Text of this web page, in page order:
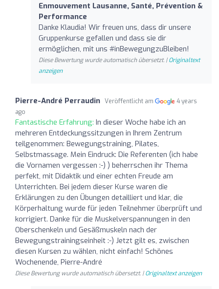
Enmouvement Lausanne, Santé, Prévention &
Performance
Danke Klaudia! Wir freuen uns, dass dir unsere
Gruppenkurse gefallen und dass sie dir
ermöglichen, mit uns #inBewegungzuBleiben!
Diese Bewertung wurde automatisch übersetzt. |Originaltext
anzeigen
Pierre-André Perraudin Veröffentlicht am
4 years
ago
Fantastische Erfahrung: In dieser Woche habe ich an
mehreren Entdeckungssitzungen in Ihrem Zentrum
teilgenommen: Bewegungstraining, Pilates,
Selbstmassage. Mein Eindruck: Die Referenten (ich habe
die Vornamen vergessen :-) ) beherrschen ihr Thema
perfekt, mit Didaktik und einer echten Freude am
Unterrichten. Bei jedem dieser Kurse waren die
Erklärungen zu den Übungen detailliert und klar, die
Körperhaltung wurde für jeden Teilnehmer überprüft und
korrigiert. Danke für die Muskelverspannungen in den
Oberschenkeln und Gesäßmuskeln nach der
Bewegungstrainingseinheit :-) Jetzt gilt es, zwischen
diesen Kursen zu wählen, nicht einfach! Schönes
Wochenende, Pierre-André
Diese Bewertung wurde automatisch übersetzt. |Originaltext anzeigen